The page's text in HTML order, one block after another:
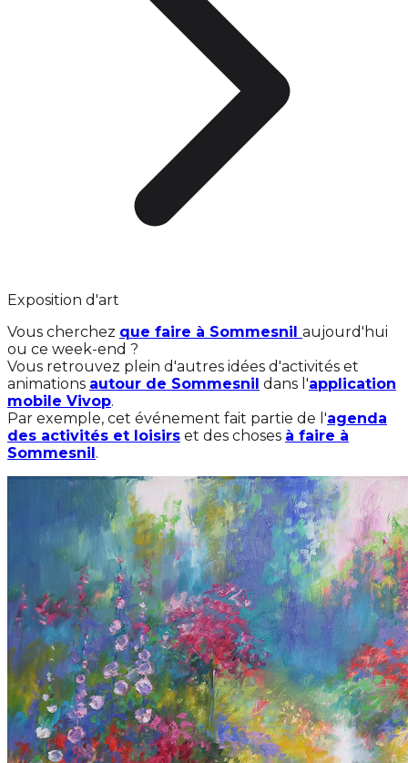
Exposition d'art
Vous cherchez que faire à Sommesnil aujourd'hui
ou ce week-end ?
Vous retrouvez plein d'autres idées d'activités et
animations autour de Sommesnil dans l'application
mobile Vivop.
Par exemple, cet événement fait partie de l'agenda
des activités et loisirs et des choses à faire à
Sommesnil.